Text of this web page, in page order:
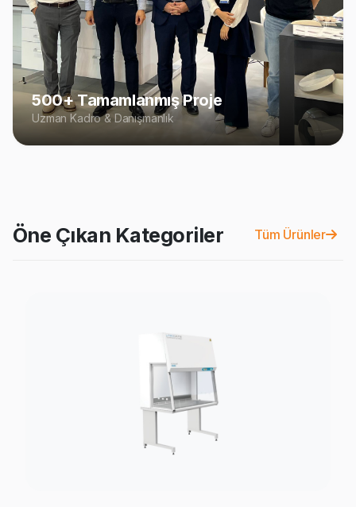
500+ Tamamlanmış Proje
Uzman Kadro & Danışmanlık
Öne Çıkan Kategoriler Tüm Ürünler